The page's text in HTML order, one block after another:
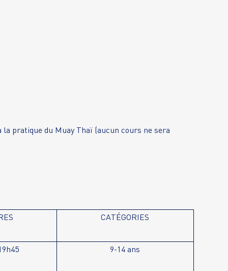
pratique du Muay Thaï (aucun cours ne sera
CATÉGORIES
9-14 ans